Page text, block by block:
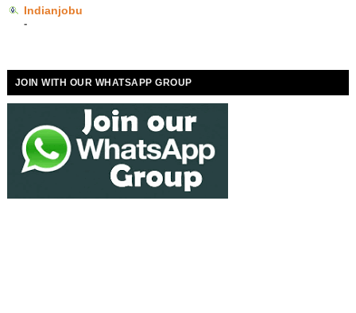
Indianjobu
-
JOIN WITH OUR WHATSAPP GROUP